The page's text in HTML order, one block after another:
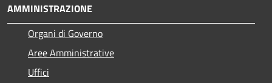
AMMINISTRAZIONE
Organi di Governo
Aree Amministrative
Uffici